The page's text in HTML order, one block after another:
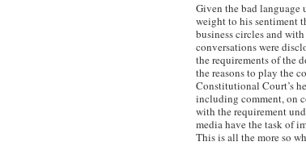
Given the bad language
weight to his sentiment
business circles and
conversations were
the requirements of the
the reasons to play the
Constitutional Court’s
including comment, on
with the requirement
media have the task of
This is all the more so